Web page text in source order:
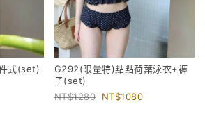
式(set)
G292(限量特)點點荷葉泳衣+褲
子(set)
1280
1080